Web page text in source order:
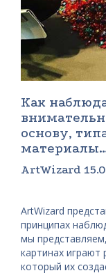
Как
основу,
ArtWizard
ArtWizard
принципах
мы
картинах играют
который их